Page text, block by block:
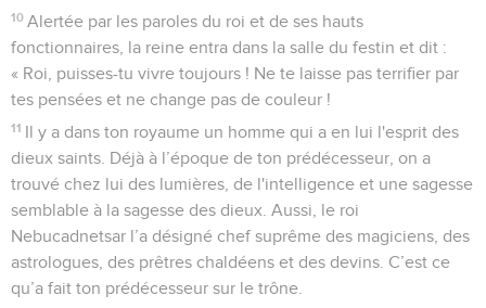
10 Alertée par les paroles du roi et de ses hauts
fonctionnaires, la reine entra dans la salle du festin et dit :
« Roi, puisses-tu vivre toujours ! Ne te laisse pas terrifier par
tes pensées et ne change pas de couleur !
11 Il y a dans ton royaume un homme qui a en lui l'esprit des
dieux saints. Déjà à l’époque de ton prédécesseur, on a
trouvé chez lui des lumières, de l'intelligence et une sagesse
semblable à la sagesse des dieux. Aussi, le roi
Nebucadnetsar l’a désigné chef suprême des magiciens, des
astrologues, des prêtres chaldéens et des devins. C’est ce
qu’a fait ton prédécesseur sur le trône.